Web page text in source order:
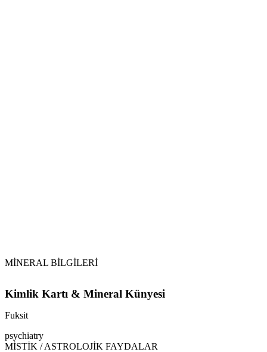
MİNERAL BİLGİLERİ
Kimlik Kartı & Mineral Künyesi
Fuksit
psychiatry
MİSTİK / ASTROLOJİK FAYDALAR